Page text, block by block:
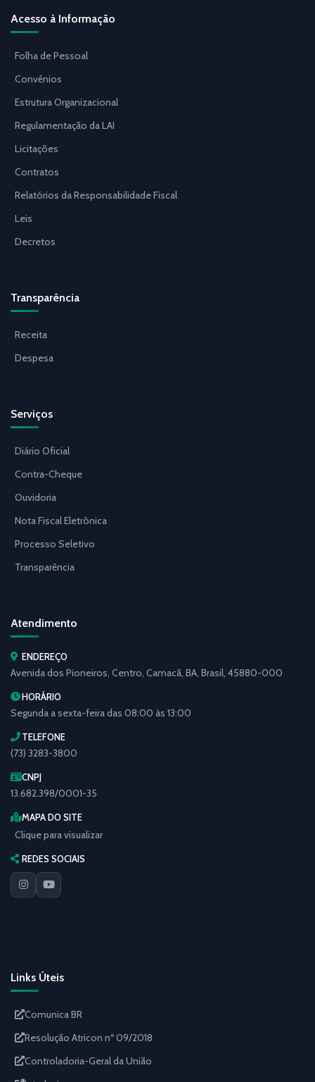
Acesso à Informação
Folha de Pessoal
Convênios
Estrutura Organizacional
Regulamentação da LAI
Licitações
Contratos
Relatórios da Responsabilidade Fiscal
Leis
Decretos
Transparência
Receita
Despesa
Serviços
Diário Oficial
Contra-Cheque
Ouvidoria
Nota Fiscal Eletrônica
Processo Seletivo
Transparência
Atendimento
ENDEREÇO
Avenida dos Pioneiros, Centro, Camacã, BA, Brasil, 45880-000
HORÁRIO
Segunda a sexta-feira das 08:00 às 13:00
TELEFONE
(73) 3283-3800
CNPJ
13.682.398/0001-35
MAPA DO SITE
Clique para visualizar
REDES SOCIAIS
Links Úteis
Comunica BR
Resolução Atricon nº 09/2018
Controladoria-Geral da União